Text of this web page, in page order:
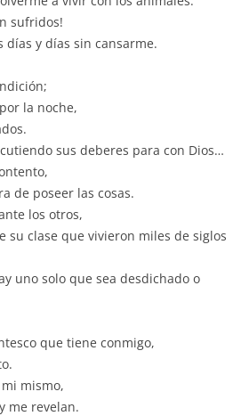
sufridos!
y días sin cansarme.
la noche,
sus deberes para con Dios…
de poseer las cosas.
los otros,
su clase que vivieron miles de siglos
uno solo que sea desdichado o
que tiene conmigo,
mismo,
me revelan.